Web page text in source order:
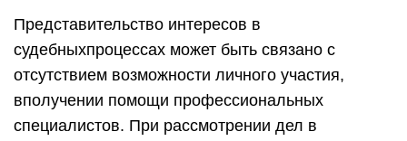
Представительство интересов в
судебныхпроцессах может быть связано с
отсутствием возможности личного участия,
вполучении помощи профессиональных
специалистов. При рассмотрении дел в